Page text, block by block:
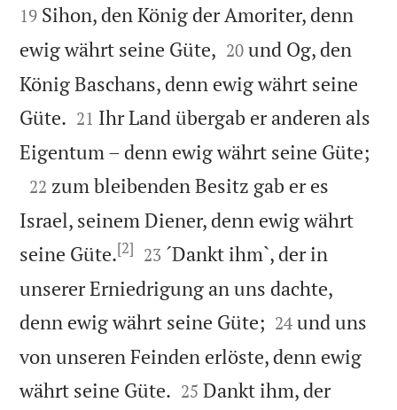
19 Sihon, den König der Amoriter, denn
ewig währt seine Güte, 

20 und Og, den
König Baschans, denn ewig währt seine
Güte. 

21 Ihr Land übergab er anderen als
Eigentum – denn ewig währt seine Güte;

22 zum bleibenden Besitz gab er es
Israel, seinem Diener, denn ewig währt
seine Güte.[2] 

23 ´Dankt ihm`, der in
unserer Erniedrigung an uns dachte,
denn ewig währt seine Güte; 

24 und uns
von unseren Feinden erlöste, denn ewig
währt seine Güte. 

25 Dankt ihm, der